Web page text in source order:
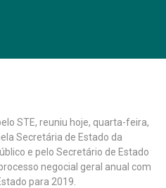
STE, reuniu hoje, quarta-feira,
Secretária de Estado da
e pelo Secretário de Estado
negocial geral anual com
para 2019.